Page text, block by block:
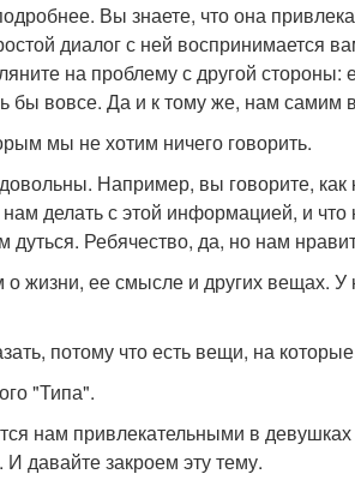
Вы знаете, что она
диалог с ней воспринимается
на проблему с другой
бы вовсе. Да и к тому же, нам самим
мы не хотим ничего говорить.
Например, вы говорите,
делать с этой информацией, и
дуться. Ребячество, да, но нам
жизни, ее смысле и других вещах. У
потому что есть вещи, на
"Типа".
нам привлекательными в
давайте закроем эту тему.